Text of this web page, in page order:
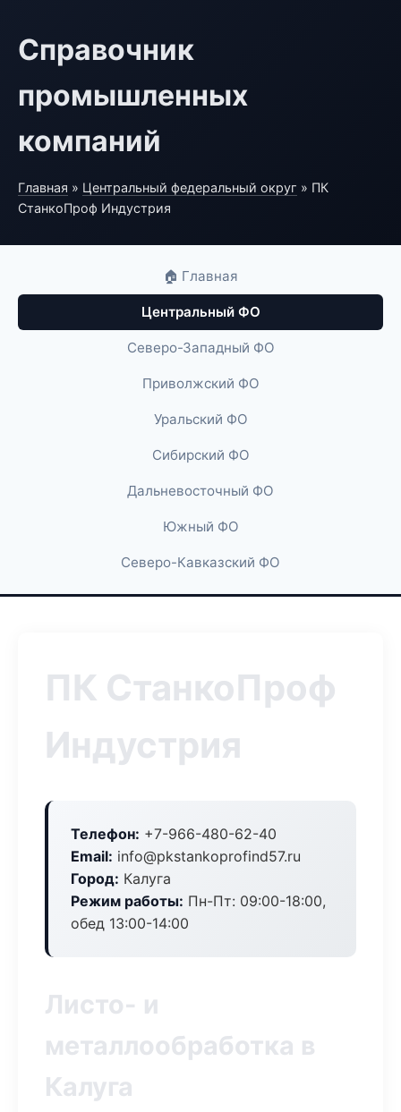
Справочник
промышленных
компаний
Главная » Центральный федеральный округ » ПК
СтанкоПроф Индустрия
🏠 Главная
Центральный ФО
Северо-Западный ФО
Приволжский ФО
Уральский ФО
Сибирский ФО
Дальневосточный ФО
Южный ФО
Северо-Кавказский ФО
ПК СтанкоПроф
Индустрия
Телефон: +7-966-480-62-40
Email: info@pkstankoprofind57.ru
Город: Калуга
Режим работы: Пн-Пт: 09:00-18:00,
обед 13:00-14:00
Листо- и
металлообработка в
Калуга